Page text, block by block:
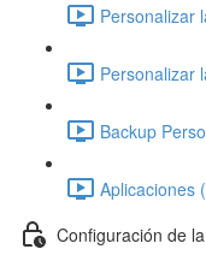
Personalizar
Personalizar
Backup
Aplicaciones
Configuración de